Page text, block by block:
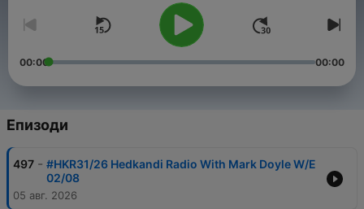
00:00 00:00
Епизоди
497 - #HKR31/26 Hedkandi Radio With Mark Doyle W/E
02/08
05 авг. 2026